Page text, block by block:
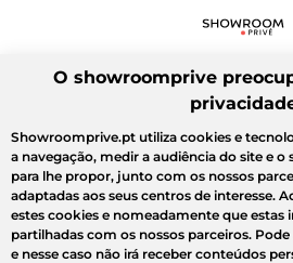
O showroomprive
Showroomprive.pt utiliza cookies e
a navegação, medir a audiência do site e o
para lhe propor, junto com os nossos
adaptadas aos seus centros de interesse.
estes cookies e nomeadamente que estas
partilhadas com os nossos parceiros.
e nesse caso não irá receber conteúdos